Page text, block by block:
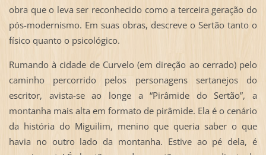
obra que o leva ser reconhecido como a terceira geração do
pós-modernismo. Em suas obras, descreve o Sertão tanto o
físico quanto o psicológico.
Rumando à cidade de Curvelo (em direção ao cerrado) pelo
caminho percorrido pelos personagens sertanejos do
escritor, avista-se ao longe a “Pirâmide do Sertão”, a
montanha mais alta em formato de pirâmide. Ela é o cenário
da história do Miguilim, menino que queria saber o que
havia no outro lado da montanha. Estive ao pé dela, é